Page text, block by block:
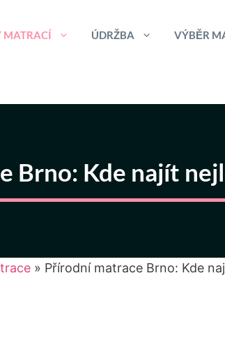
MATRACÍ ÚDRŽBA VÝBĚR
Brno: Kde najít
» Přírodní matrace Brno: Kde